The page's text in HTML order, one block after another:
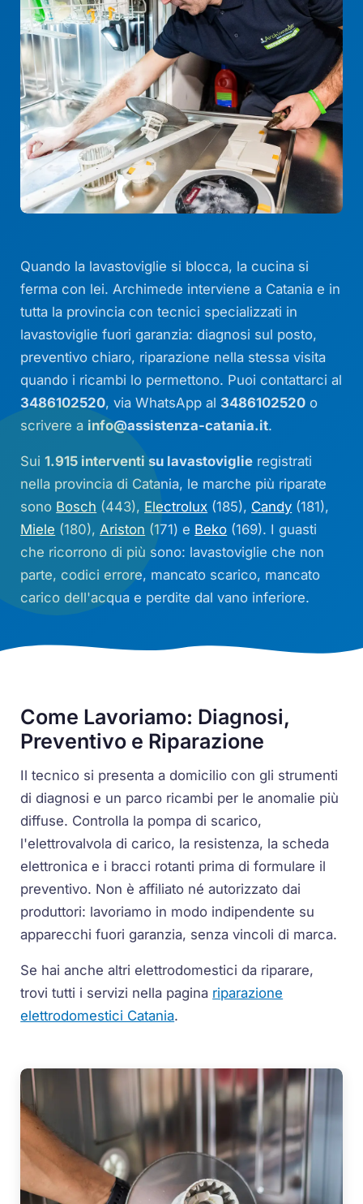
Quando la lavastoviglie si blocca, la cucina si
ferma con lei. Archimede interviene a Catania e in
tutta la provincia con tecnici specializzati in
lavastoviglie fuori garanzia: diagnosi sul posto,
preventivo chiaro, riparazione nella stessa visita
quando i ricambi lo permettono. Puoi contattarci al
3486102520, via WhatsApp al 3486102520 o
scrivere a info@assistenza-catania.it.
Sui1.915 interventi su lavastoviglie registrati
nella provincia di Catania, le marche più riparate
sono Bosch (443), Electrolux (185), Candy (181),
Miele (180),Ariston (171) e Beko (169). I guasti
che ricorrono di più sono: lavastoviglie che non
parte, codici errore, mancato scarico, mancato
carico dell'acqua e perdite dal vano inferiore.
Come Lavoriamo: Diagnosi,
Preventivo e Riparazione
Il tecnico si presenta a domicilio con gli strumenti
di diagnosi e un parco ricambi per le anomalie più
diffuse. Controlla la pompa di scarico,
l'elettrovalvola di carico, la resistenza, la scheda
elettronica e i bracci rotanti prima di formulare il
preventivo. Non è affiliato né autorizzato dai
produttori: lavoriamo in modo indipendente su
apparecchi fuori garanzia, senza vincoli di marca.
Se hai anche altri elettrodomestici da riparare,
trovi tutti i servizi nella pagina riparazione
elettrodomestici Catania.